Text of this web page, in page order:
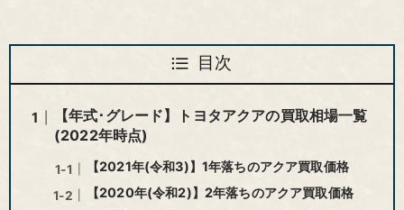
目次
【年式･グレード】トヨタアクアの買取相場一覧
(2022年時点)
【2021年(令和3)】1年落ちのアクア買取価格
【2020年(令和2)】2年落ちのアクア買取価格